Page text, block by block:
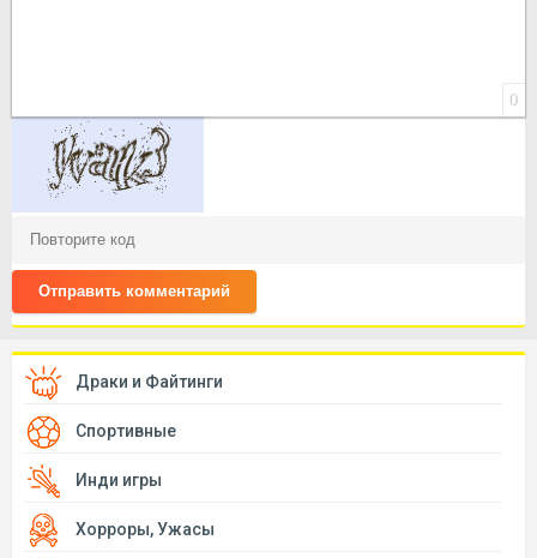
0
Отправить комментарий
Драки и Файтинги
Спортивные
Инди игры
Хорроры, Ужасы